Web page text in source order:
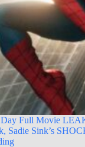
Day Full Movie
Sadie Sink’s